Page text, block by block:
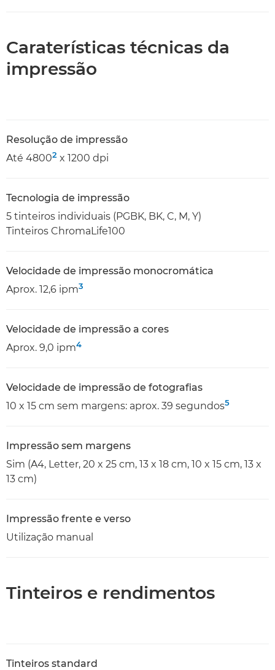
Caraterísticas técnicas da
impressão
Resolução de impressão
Até 48002 x 1200 dpi
Tecnologia de impressão
5 tinteiros individuais (PGBK, BK, C, M, Y)
Tinteiros ChromaLife100
Velocidade de impressão monocromática
Aprox. 12,6 ipm3
Velocidade de impressão a cores
Aprox. 9,0 ipm4
Velocidade de impressão de fotografias
10 x 15 cm sem margens: aprox. 39 segundos5
Impressão sem margens
Sim (A4, Letter, 20 x 25 cm, 13 x 18 cm, 10 x 15 cm, 13 x
13 cm)
Impressão frente e verso
Utilização manual
Tinteiros e rendimentos
Tinteiros standard